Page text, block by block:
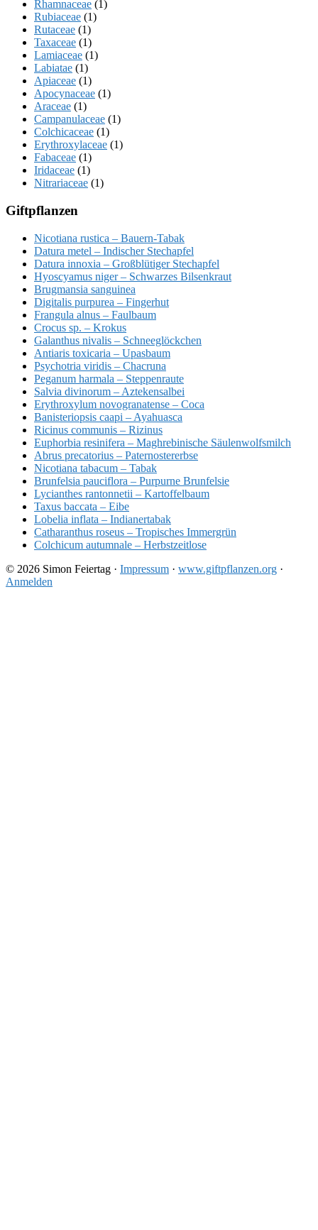
Rhamnaceae (1)
Rubiaceae (1)
Rutaceae (1)
Taxaceae (1)
Lamiaceae (1)
Labiatae (1)
Apiaceae (1)
Apocynaceae (1)
Araceae (1)
Campanulaceae (1)
Colchicaceae (1)
Erythroxylaceae (1)
Fabaceae (1)
Iridaceae (1)
Nitrariaceae (1)
Giftpflanzen
Nicotiana rustica – Bauern-Tabak
Datura metel – Indischer Stechapfel
Datura innoxia – Großblütiger Stechapfel
Hyoscyamus niger – Schwarzes Bilsenkraut
Brugmansia sanguinea
Digitalis purpurea – Fingerhut
Frangula alnus – Faulbaum
Crocus sp. – Krokus
Galanthus nivalis – Schneeglöckchen
Antiaris toxicaria – Upasbaum
Psychotria viridis – Chacruna
Peganum harmala – Steppenraute
Salvia divinorum – Aztekensalbei
Erythroxylum novogranatense – Coca
Banisteriopsis caapi – Ayahuasca
Ricinus communis – Rizinus
Euphorbia resinifera – Maghrebinische Säulenwolfsmilch
Abrus precatorius – Paternostererbse
Nicotiana tabacum – Tabak
Brunfelsia pauciflora – Purpurne Brunfelsie
Lycianthes rantonnetii – Kartoffelbaum
Taxus baccata – Eibe
Lobelia inflata – Indianertabak
Catharanthus roseus – Tropisches Immergrün
Colchicum autumnale – Herbstzeitlose
© 2026 Simon Feiertag · Impressum · www.giftpflanzen.org ·
Anmelden